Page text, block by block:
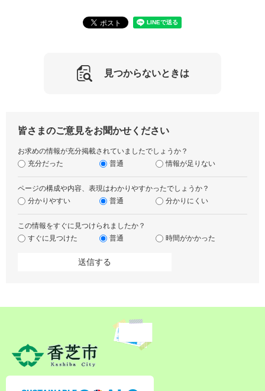
見つからないときは
皆さまのご意見をお聞かせください
お求めの情報が充分掲載されていましたでしょうか？
充分だった
普通 情報が足りない
ページの構成や内容、表現はわかりやすかったでしょうか？
分かりやすい
普通 分かりにくい
この情報をすぐに見つけられましたか？
すぐに見つけた
普通 時間がかかった